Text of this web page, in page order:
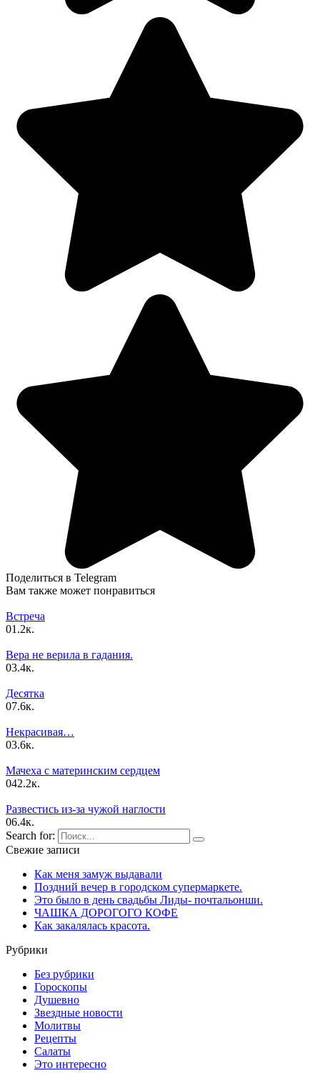
Поделиться в Telegram
Вам также может понравиться
Встреча
01.2к.
Вера не верила в гадания.
03.4к.
Десятка
07.6к.
Некрасивая…
03.6к.
Мачеха с материнским сердцем
042.2к.
Развестись из-за чужой наглости
06.4к.
Search for:
Свежие записи
Как меня замуж выдавали
Поздний вечер в городском супермаркете.
Это было в день свадьбы Лиды- почтальонши.
ЧАШКА ДОPОГОГО КОФЕ
Как закалялась красота.
Рубрики
Без рубрики
Гороскопы
Душевно
Звездные новости
Молитвы
Рецепты
Салаты
Это интересно